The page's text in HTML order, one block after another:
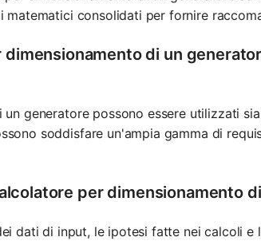
matematici consolidati per fornire
di un
generatore possono essere utilizzati
soddisfare un'ampia gamma di
per dimensionamento
dati di input, le ipotesi fatte nei calcoli e